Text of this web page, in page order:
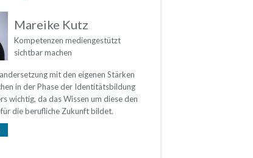
Mareike Kutz
Kompetenzen mediengestützt
sichtbar machen
mit den eigenen Stärken
in der Phase der Identitätsbildung
wichtig, da das Wissen um diese den
die berufliche Zukunft bildet.